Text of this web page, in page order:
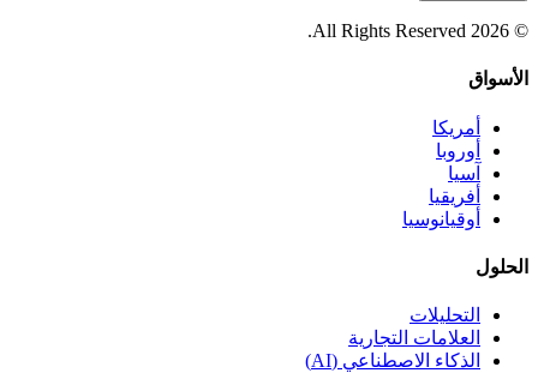
© 2026 All Rights Reserved.
الأسواق
أمريكا
أوروبا
آسيا
أفريقيا
أوقيانوسيا
الحلول
التحليلات
العلامات التجارية
الذكاء الاصطناعي (AI)